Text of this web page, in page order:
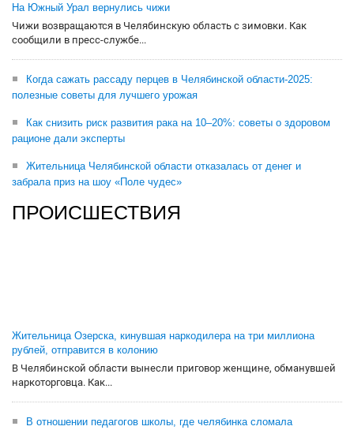
На Южный Урал вернулись чижи
Чижи возвращаются в Челябинскую область с зимовки. Как
сообщили в пресс-службе...
Когда сажать рассаду перцев в Челябинской области-2025:
полезные советы для лучшего урожая
Как снизить риск развития рака на 10–20%: советы о здоровом
рационе дали эксперты
Жительница Челябинской области отказалась от денег и
забрала приз на шоу «Поле чудес»
ПРОИСШЕСТВИЯ
Жительница Озерска, кинувшая наркодилера на три миллиона
рублей, отправится в колонию
В Челябинской области вынесли приговор женщине, обманувшей
наркоторговца. Как...
В отношении педагогов школы, где челябинка сломала